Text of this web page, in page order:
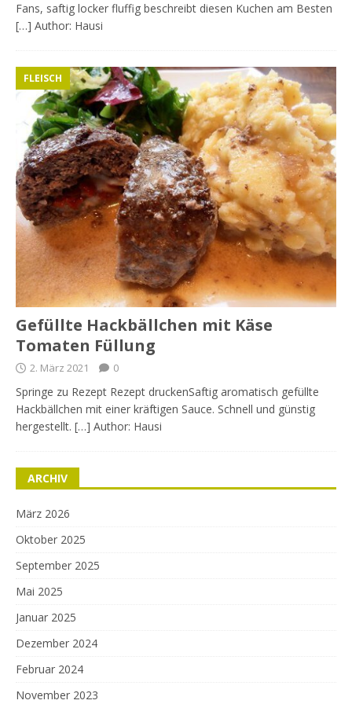
Fans, saftig locker fluffig beschreibt diesen Kuchen am Besten
[…] Author: Hausi
Gefüllte Hackbällchen mit Käse
Tomaten Füllung
FLEISCH
2. März 2021 0
Springe zu Rezept Rezept druckenSaftig aromatisch gefüllte
Hackbällchen mit einer kräftigen Sauce. Schnell und günstig
hergestellt. […] Author: Hausi
ARCHIV
März 2026
Oktober 2025
September 2025
Mai 2025
Januar 2025
Dezember 2024
Februar 2024
November 2023